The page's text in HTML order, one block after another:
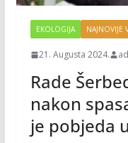
EKOLOGIJA NAJNOVIJE
21. Augusta 2024.
Rade
nakon
je pobjeda